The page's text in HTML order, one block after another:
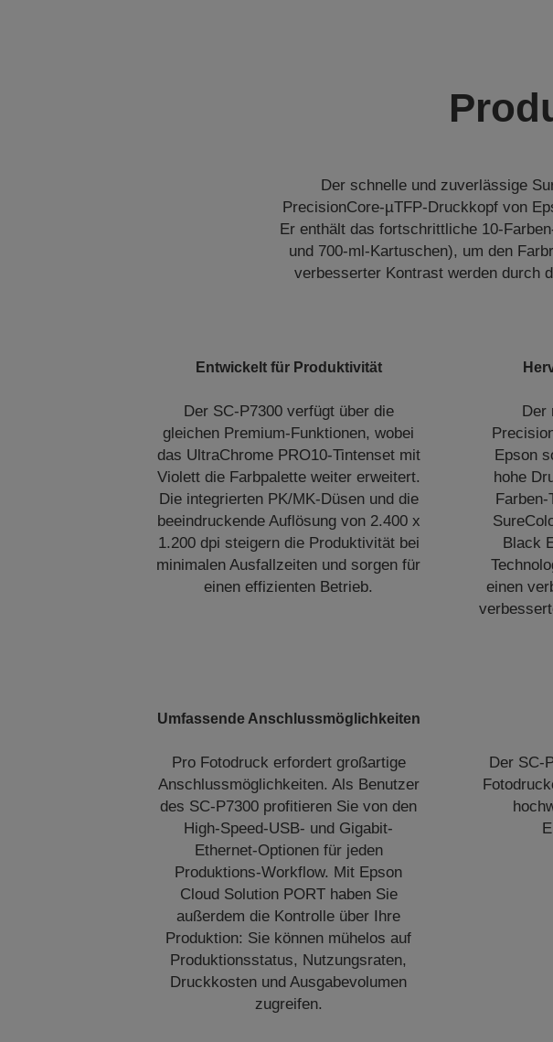
Der schnelle und zuverlässige
PrecisionCore-µTFP-Druckkopf von
Er enthält das fortschrittliche 10-
und 700-ml-Kartuschen), um den
verbesserter Kontrast werden durch
Entwickelt für Produktivität
Der SC-P7300 verfügt über die
gleichen Premium-Funktionen, wobei
das UltraChrome PRO10-Tintenset mit
Violett die Farbpalette weiter erweitert.
Die integrierten PK/MK-Düsen und die
beeindruckende Auflösung von 2.400 x
1.200 dpi steigern die Produktivität bei
minimalen Ausfallzeiten und sorgen für
einen effizienten Betrieb.
Der
Epson
hohe
Black
einen
Umfassende Anschlussmöglichkeiten
Pro Fotodruck erfordert großartige
Anschlussmöglichkeiten. Als Benutzer
des SC-P7300 profitieren Sie von den
High-Speed-USB- und Gigabit-
Ethernet-Optionen für jeden
Produktions-Workflow. Mit Epson
Cloud Solution PORT haben Sie
außerdem die Kontrolle über Ihre
Produktion: Sie können mühelos auf
Produktionsstatus, Nutzungsraten,
Druckkosten und Ausgabevolumen
zugreifen.
Der SC-